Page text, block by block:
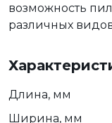
возможность
различных
Длина, мм
Ширина, мм